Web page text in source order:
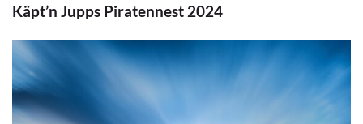
Käpt’n Jupps Piratennest 2024